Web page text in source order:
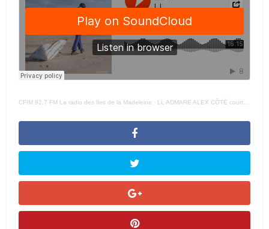
CFIM 92,7 FM La radio des Iles de la Madeleine · LL ADMARE ALEX CÔTÉ court – 16 AVRIL 2025 –